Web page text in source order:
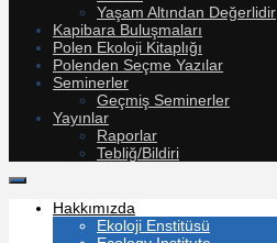
Yaşam Altından Değerlidir
Kapibara Buluşmaları
Polen Ekoloji Kitaplığı
Polenden Seçme Yazılar
Seminerler
Geçmiş Seminerler
Yayınlar
Raporlar
Tebliğ/Bildiri
Hakkımızda
Ekoloji Enstitüsü